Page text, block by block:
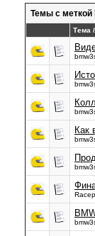
Темы с меткой
Тема
Как